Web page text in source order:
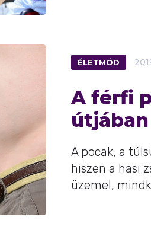
ÉLETMÓD
A férfi
A pocak, a
hiszen a hasi
üzemel,